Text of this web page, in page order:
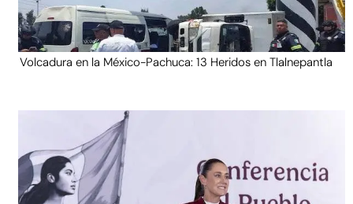
Volcadura en la México-Pachuca: 13 Heridos en Tlalnepantla